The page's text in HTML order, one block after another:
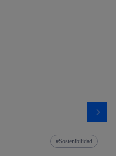
Sostenibilidad